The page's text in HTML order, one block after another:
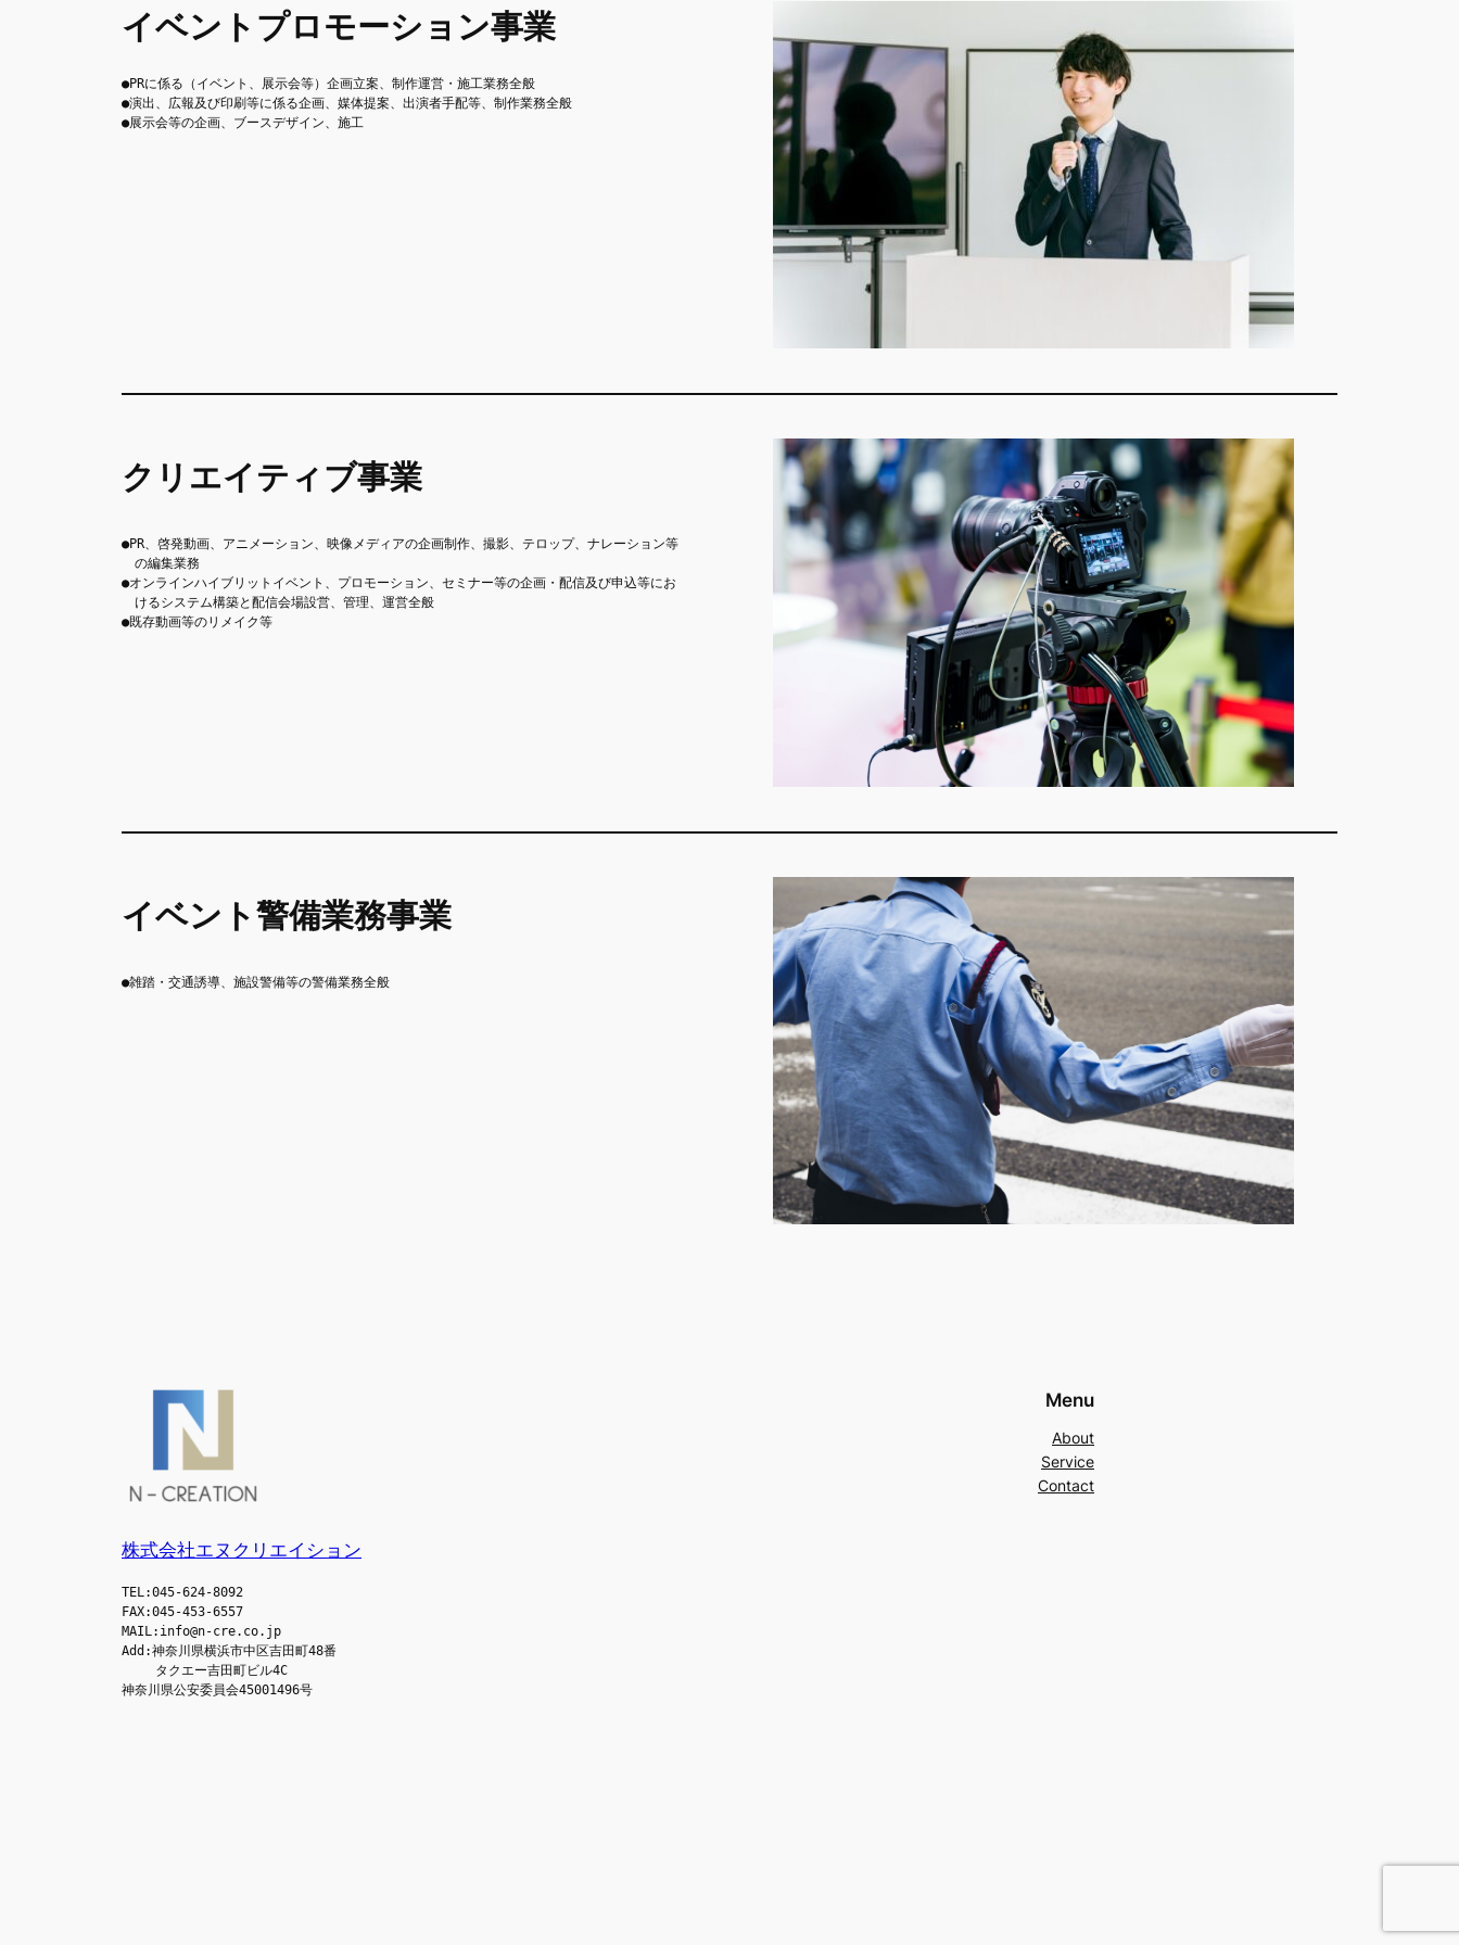
イベントプロモーション事業
●PRに係る（イベント、展示会等）企画立案、制作運営・施工業務全般
●演出、広報及び印刷等に係る企画、媒体提案、出演者手配等、制作業務全般
●展示会等の企画、ブースデザイン、施工
クリエイティブ事業
●PR、啓発動画、アニメーション、映像メディアの企画制作、撮影、テロップ、ナレーション等
の編集業務
●オンラインハイブリットイベント、プロモーション、セミナー等の企画・配信及び申込等にお
けるシステム構築と配信会場設営、管理、運営全般
●既存動画等のリメイク等
イベント警備業務事業
●雑踏・交通誘導、施設警備等の警備業務全般
株式会社エヌクリエイション
TEL:045-624-8092
FAX:045-453-6557
MAIL:info@n-cre.co.jp
Add:神奈川県横浜市中区吉田町48番
タクエー吉田町ビル4C
神奈川県公安委員会45001496号
Menu
About
Service
Contact